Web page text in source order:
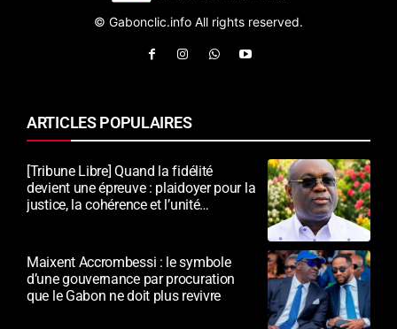
© Gabonclic.info All rights reserved.
ARTICLES POPULAIRES
[Tribune Libre] Quand la fidélité
devient une épreuve : plaidoyer pour la
justice, la cohérence et l’unité
Maixent Accrombessi : le symbole
d’une gouvernance par procuration
que le Gabon ne doit plus revivre